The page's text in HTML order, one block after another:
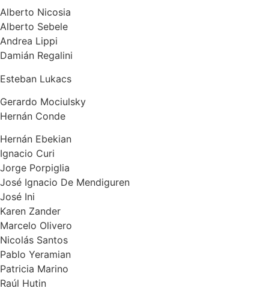
Alberto Nicosia
Alberto Sebele
Andrea Lippi
Damián Regalini
Esteban Lukacs
Gerardo Mociulsky
Hernán Conde
Hernán Ebekian
Ignacio Curi
Jorge Porpiglia
José Ignacio De Mendiguren
José Ini
Karen Zander
Marcelo Olivero
Nicolás Santos
Pablo Yeramian
Patricia Marino
Raúl Hutin